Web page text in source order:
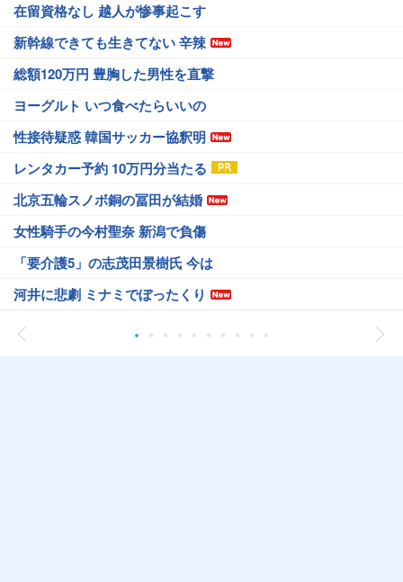
在留資格なし 越人が惨事起こす
新幹線できても生きてない 辛辣
総額120万円 豊胸した男性を直撃
ヨーグルト いつ食べたらいいの
性接待疑惑 韓国サッカー協釈明
レンタカー予約 10万円分当たる
北京五輪スノボ銅の冨田が結婚
女性騎手の今村聖奈 新潟で負傷
「要介護5」の志茂田景樹氏 今は
河井に悲劇 ミナミでぼったくり